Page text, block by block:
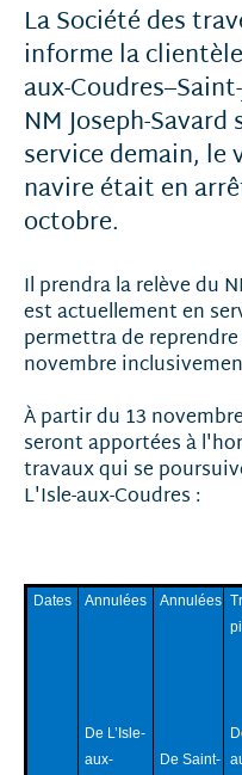
La Société des
informe la
aux-
NM Joseph-
service demain, le
navire était en
octobre.
Il prendra la relève du
est actuellement en
permettra de
novembre
À partir du 13
seront apportées à
travaux qui se
L'Isle-aux-Coudres :
Dates Annulées
De L’Isle-
aux-
Annulées
De Saint-